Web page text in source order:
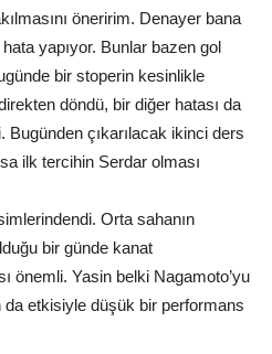
öneririm. Denayer bana
yapıyor. Bunlar bazen gol
bir stoperin kesinlikle
döndü, bir diğer hatası da
Bugünden çıkarılacak ikinci ders
ilk tercihin Serdar olması
Orta sahanın
bir günde kanat
önemli. Yasin belki Nagamoto’yu
da etkisiyle düşük bir performans